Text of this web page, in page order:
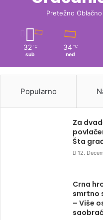
Pretežno Oblačno
32 ℃
sub
34 ℃
ned
Popularno
Za
Šta
12.
Crna
smrtno
– Više